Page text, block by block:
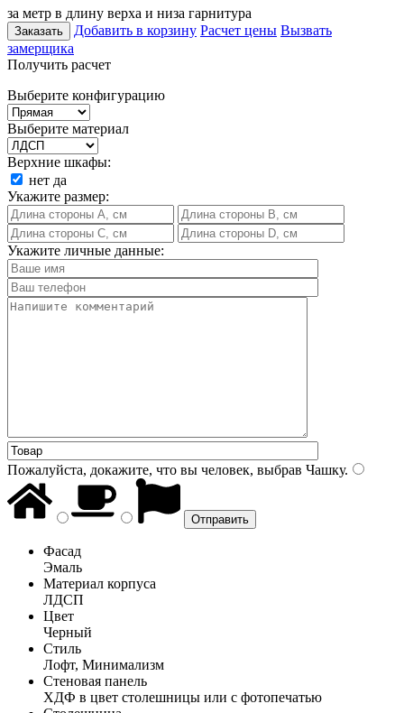
за метр в длину верха и низа гарнитура
Заказать Добавить в корзину Расчет цены Вызвать
замерщика
Получить расчет
Выберите конфигурацию
Выберите материал
Верхние шкафы:
нет да
Укажите размер:
Укажите личные данные:
Пожалуйста, докажите, что вы человек, выбрав Чашку.
Фасад
Эмаль
Материал корпуса
ЛДСП
Цвет
Черный
Стиль
Лофт, Минимализм
Стеновая панель
ХДФ в цвет столешницы или с фотопечатью